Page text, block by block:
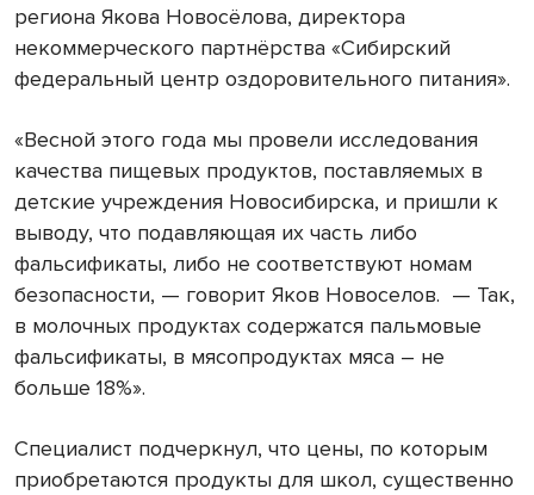
региона Якова Новосёлова, директора
некоммерческого партнёрства «Сибирский
федеральный центр оздоровительного питания».
«Весной этого года мы провели исследования
качества пищевых продуктов, поставляемых в
детские учреждения Новосибирска, и пришли к
выводу, что подавляющая их часть либо
фальсификаты, либо не соответствуют номам
безопасности, — говорит Яков Новоселов. — Так,
в молочных продуктах содержатся пальмовые
фальсификаты, в мясопродуктах мяса – не
больше 18%».
Специалист подчеркнул, что цены, по которым
приобретаются продукты для школ, существенно